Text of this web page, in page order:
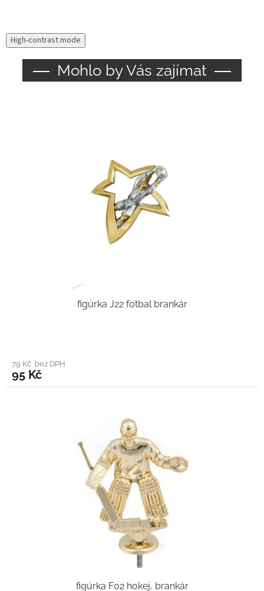
High-contrast mode
Mohlo by Vás zajímat
figúrka J22 fotbal brankár
79 Kč bez DPH
95 Kč
figúrka F02 hokej, brankár